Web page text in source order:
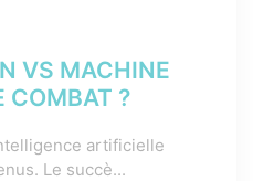
VS MACHINE
COMBAT ?
artificielle
Le succè...